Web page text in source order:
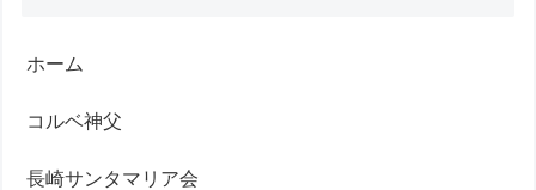
ホーム
コルベ神父
長崎サンタマリア会